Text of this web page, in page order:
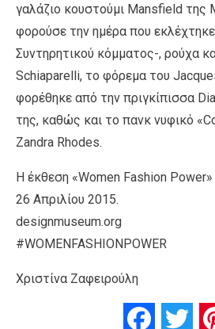
γαλάζιο κουστούμι Mansfield της
φορούσε την ημέρα που
Συντηρητικού κόμματος-, ρούχα
Schiaparelli, το φόρεμα του
φορέθηκε από την πριγκίπισσα
της, καθώς και το πανκ νυφικό
Zandra Rhodes.
Η έκθεση «Women Fashion
26 Απριλίου 2015.
designmuseum.org
#WOMENFASHIONPOWER
Χριστίνα Ζαφειρούλη
Facebook